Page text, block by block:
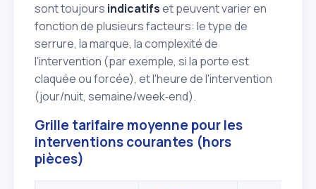
sont toujours indicatifset peuvent varier en
fonction de plusieurs facteurs: le type de
serrure, la marque, la complexité de
l'intervention (par exemple, si la porte est
claquée ou forcée), et l'heure de l'intervention
(jour/nuit, semaine/week‑end).
Grille tarifaire moyenne pour les
interventions courantes (hors
pièces)